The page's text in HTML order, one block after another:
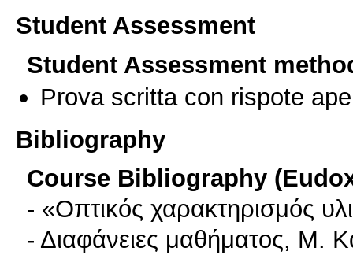
Student Assessment
Student Assessment
Prova scritta con rispote
Bibliography
Course Bibliography
- «Οπτικός χαρακτηρισμός
- Διαφάνειες μαθήματος, Μ.